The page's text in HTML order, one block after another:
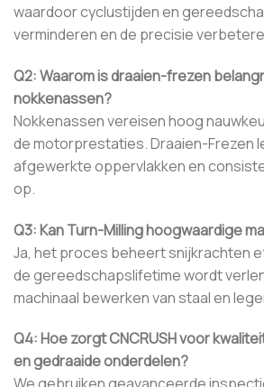
waardoor cyclustijden en
verminderen en de precisie
Q2: Waarom is draaien-frezen
nokkenassen?
Nokkenassen vereisen hoog
de motorprestaties. Draaien-Frezen
afgewerkte oppervlakken en
op.
Q3: Kan Turn-Milling hoogwaardige
Ja, het proces beheert snijkrachten
de gereedschapslifetime wordt
machinaal bewerken van staal en
Q4: Hoe zorgt CNCRUSH voor
en gedraaide onderdelen?